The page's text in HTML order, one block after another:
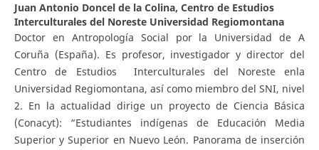
Juan Antonio Doncel de la Colina, Centro de Estudios
Interculturales del Noreste Universidad Regiomontana
Doctor en Antropología Social por la Universidad de A
Coruña (España). Es profesor, investigador y director del
Centro de Estudios Interculturales del Noreste enla
Universidad Regiomontana, así como miembro del SNI, nivel
2. En la actualidad dirige un proyecto de Ciencia Básica
(Conacyt): “Estudiantes indígenas de Educación Media
Superior y Superior en Nuevo León. Panorama de inserción